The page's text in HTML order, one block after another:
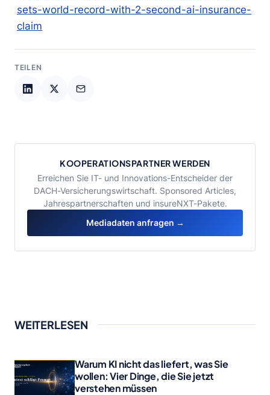
sets-world-record-with-2-second-ai-insurance-
claim
TEILEN
KOOPERATIONSPARTNER WERDEN
Erreichen Sie IT- und Innovations-Entscheider der
DACH-Versicherungswirtschaft. Sponsored Articles,
Jahrespartnerschaften und insureNXT-Pakete.
Mediadaten anfragen →
WEITERLESEN
Warum KI nicht das liefert, was Sie
wollen: Vier Dinge, die Sie jetzt
verstehen müssen